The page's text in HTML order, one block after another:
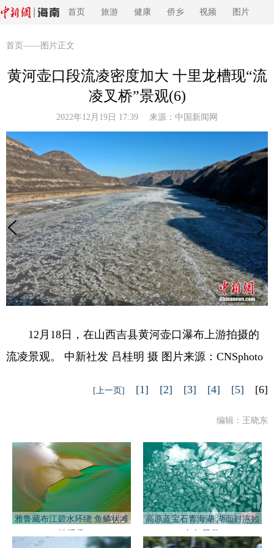
首页 旅游 健康 侨乡 视频 图片
首页 ——图片正文
黄河壶口段流凌密度加大 十里龙槽现“流
凌叉桥”景观(6)
2022年12月19日 17:39 来源： 中国新闻网
12月18日，在山西吉县黄河壶口瀑布上游拍摄的
流凌景观。 中新社发 吕桂明 摄 图片来源：CNSphoto
[上一页] [1] [2] [3] [4] [5] [6]
编辑：王晓东
雅鲁藏布江碧水环绕 鱼鳞状滩
高原蓝宝石青海湖 湖面封冻如